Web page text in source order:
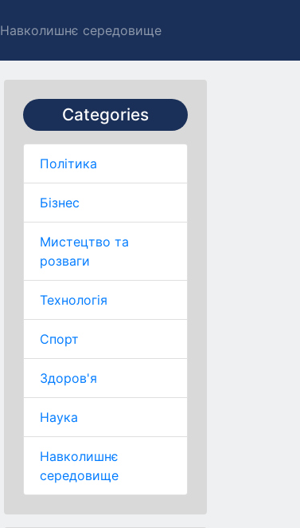
Навколишнє середовище
Categories
Політика
Бізнес
Мистецтво та
розваги
Технологія
Спорт
Здоров'я
Наука
Навколишнє
середовище